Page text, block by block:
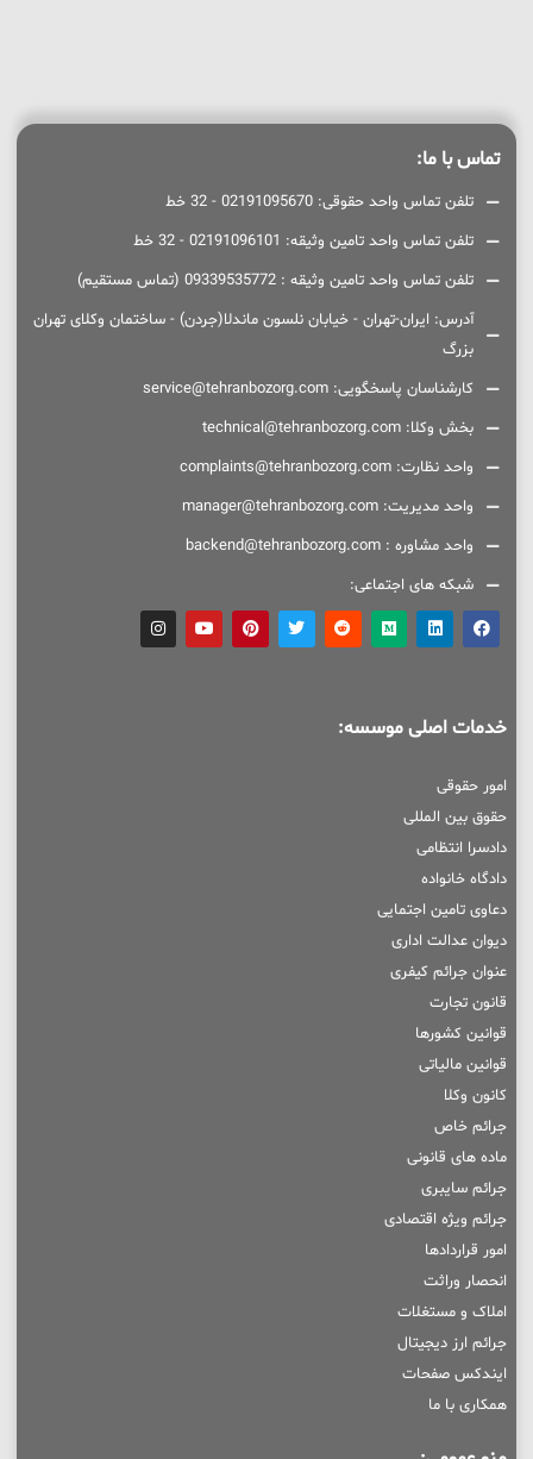
تماس با ما:
تلفن تماس واحد حقوقی: 02191095670 - 32 خط
تلفن تماس واحد تامین وثیقه: 02191096101 - 32 خط
تلفن تماس واحد تامین وثیقه : 09339535772 (تماس مستقیم)
آدرس: ایران-تهران - خیابان نلسون ماندلا(جردن) - ساختمان وکلای تهران
بزرگ
کارشناسان پاسخگویی: service@tehranbozorg.com
بخش وکلا: technical@tehranbozorg.com
واحد نظارت: complaints@tehranbozorg.com
واحد مدیریت: manager@tehranbozorg.com
واحد مشاوره : backend@tehranbozorg.com
شبکه های اجتماعی:
خدمات اصلی موسسه:
امور حقوقی
حقوق بین المللی
دادسرا انتظامی
دادگاه خانواده
دعاوی تامین اجتمایی
دیوان عدالت اداری
عنوان جرائم کیفری
قانون تجارت
قوانین کشورها
قوانین مالیاتی
کانون وکلا
جرائم خاص
ماده های قانونی
جرائم سایبری
جرائم ویژه اقتصادی
امور قراردادها
انحصار وراثت
املاک و مستغلات
جرائم ارز دیجیتال
ایندکس صفحات
همکاری با ما